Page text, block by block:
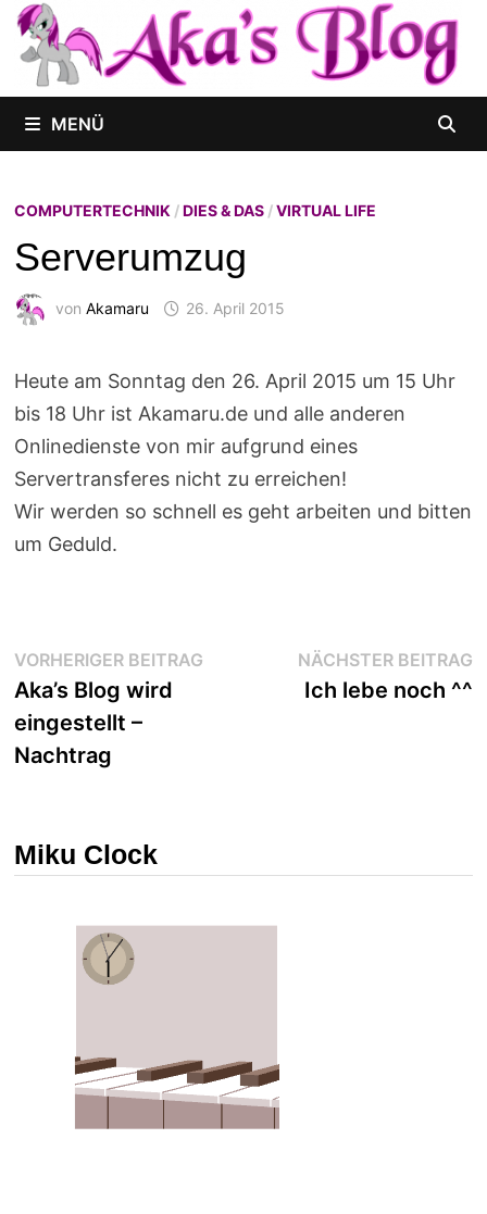
Zum
Inhalt
springen
MENÜ
COMPUTERTECHNIK/DIES & DAS/VIRTUAL LIFE
Serverumzug
von Akamaru 26. April 2015
Heute am Sonntag den 26. April 2015 um 15 Uhr
bis 18 Uhr ist Akamaru.de und alle anderen
Onlinedienste von mir aufgrund eines
Servertransferes nicht zu erreichen!
Wir werden so schnell es geht arbeiten und bitten
um Geduld.
Beitragsnavigation
VORHERIGER BEITRAGVorheriger
Aka’s Blog wird
eingestellt –
Nachtrag
NÄCHSTER BEITRAG
Ich lebe noch ^^
Miku Clock